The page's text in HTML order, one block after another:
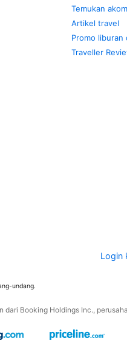
Temukan
Artikel travel
Promo liburan
Traveller
Login
undang.
dari Booking Holdings Inc.,